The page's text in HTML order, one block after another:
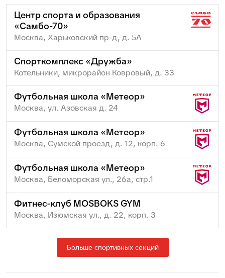
Центр спорта и образования
«Самбо-70»
Москва, Харьковский пр-д, д. 5А
Спорткомплекс «Дружба»
Котельники, микрорайон Ковровый, д. 33
Футбольная школа «Метеор»
Москва, ул. Азовская д. 24
Футбольная школа «Метеор»
Москва, Сумской проезд, д. 12, корп. 6
Футбольная школа «Метеор»
Москва, Беломорская ул., 26а, стр.1
Фитнес-клуб MOSBOKS GYM
Москва, Изюмская ул., д. 22, корп. 3
Больше спортивных секций